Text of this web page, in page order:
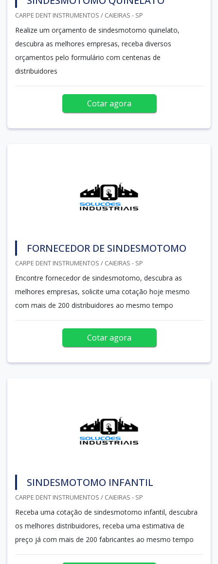
CARPE DENT INSTRUMENTOS / CAIEIRAS - SP
Realize um orçamento de sindesmotomo quinelato,
descubra as melhores empresas, receba diversos
orçamentos pelo formulário com centenas de
distribuidores
Cotar agora
FORNECEDOR DE SINDESMOTOMO
CARPE DENT INSTRUMENTOS / CAIEIRAS - SP
Encontre fornecedor de sindesmotomo, descubra as
melhores empresas, solicite uma cotação hoje mesmo
com mais de 200 distribuidores ao mesmo tempo
Cotar agora
SINDESMOTOMO INFANTIL
CARPE DENT INSTRUMENTOS / CAIEIRAS - SP
Receba uma cotação de sindesmotomo infantil, descubra
os melhores distribuidores, receba uma estimativa de
preço já com mais de 200 fabricantes ao mesmo tempo